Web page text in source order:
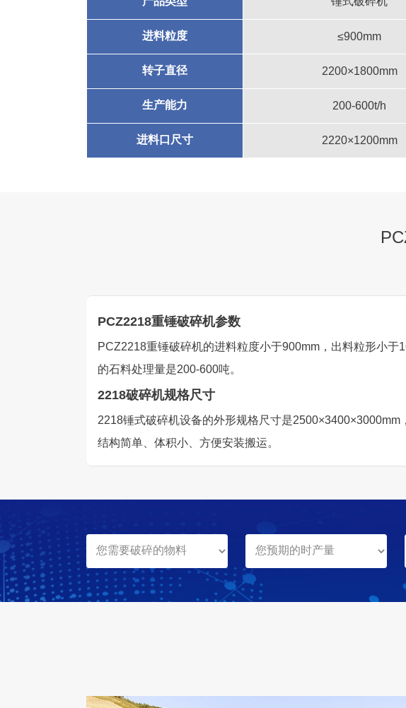
进料粒度 ≤900mm
转子直径 2200×1800mm
生产能力 200-600t/h
进料口尺寸 2220×1200mm
PCZ2218重锤破碎机参数
PCZ2218重锤破碎机的进料粒度小于900mm，出料粒形小
的石料处理量是200-600吨。
2218破碎机规格尺寸
2218锤式破碎机设备的外形规格尺寸是
结构简单、体积小、方便安装搬运。